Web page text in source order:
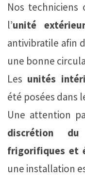
Nos
l’unité
antivibratile afin
une bonne
Les unités
été posées dans
Une attention
discrétion
frigorifiques et
une installation